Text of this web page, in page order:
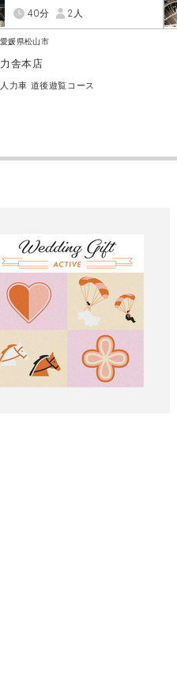
愛媛県松山市
力舎本店
人力車 道後遊覧コース
40分 2人